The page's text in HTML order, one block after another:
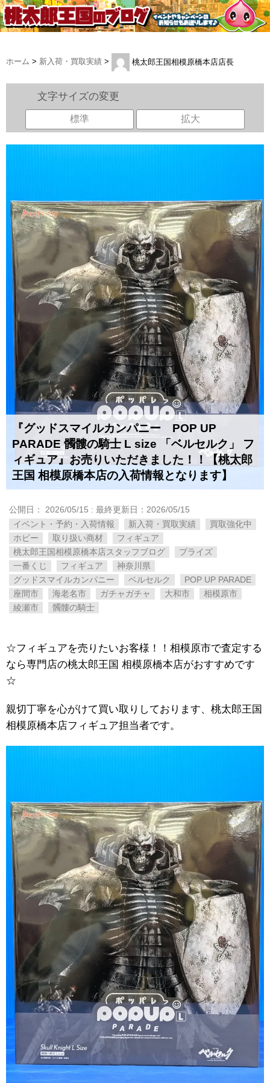
ホーム > 新入荷・買取実績 > 桃太郎王国相模原橋本店店長
文字サイズの変更
標準 拡大
『グッドスマイルカンパニー POP UP
PARADE 髑髏の騎士 L size 「ベルセルク」 フ
ィギュア』お売りいただきました！！【桃太郎
王国 相模原橋本店の入荷情報となります】
公開日： 2026/05/15 : 最終更新日：2026/05/15
イベント・予約・入荷情報
新入荷・買取実績
買取強化中
ホビー
取り扱い商材
フィギュア
桃太郎王国相模原橋本店スタッフブログ
プライズ
一番くじ
フィギュア
神奈川県
グッドスマイルカンパニー
ベルセルク
POP UP PARADE
座間市
海老名市 ガチャガチャ 大和市
相模原市
綾瀬市
髑髏の騎士
☆フィギュアを売りたいお客様！！相模原市で査定する
なら専門店の桃太郎王国 相模原橋本店がおすすめです
☆
親切丁寧を心がけて買い取りしております、桃太郎王国
相模原橋本店フィギュア担当者です。